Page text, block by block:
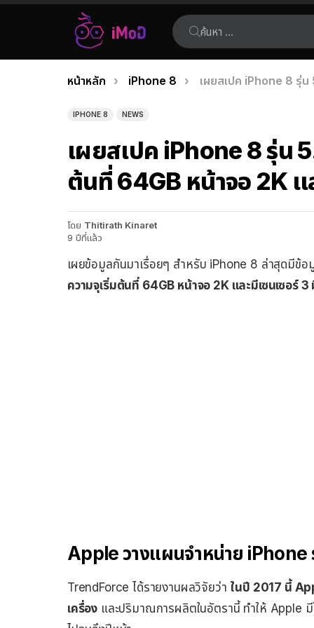
ค้นหา:
เรื่อง
ล่าสุด
คุณอยู่ที่นี่:
หน้าหลัก iPhone 8 เผยสเปค iPhone 8 รุ่น
IPHONE 8 NEWS
เผยสเปค iPhone 8 รุ่น
ต้นที่ 64GB หน้าจอ 2K แ
โดย Thitirath Kinaret
9 ปีที่แล้ว
เผยข้อมูลกันมาเรื่อยๆ สำหรับ iPhone 8 ล่าสุดมีข้อ
ความจุเริ่มต้นที่ 64GB หน้าจอ 2K และมีเซนเซอร์ 3
Apple วางแผนจำหน่าย iPhone
TrendForce ได้รายงานผลวิจัยว่า ในปี 2017 นี้
เครื่อง และปริมาณการผลิตในอัตรานี้ ทำให้ Apple